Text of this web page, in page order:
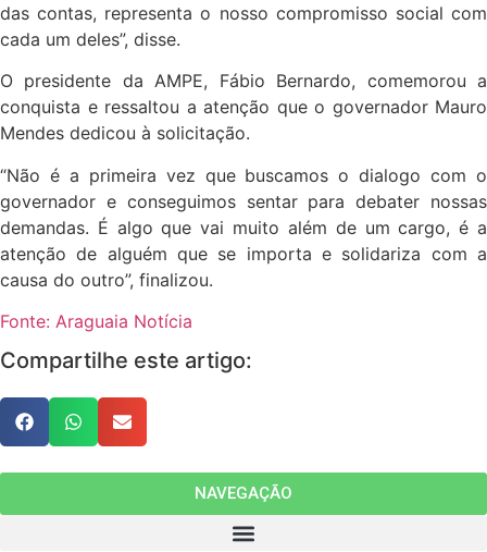
das contas, representa o nosso compromisso social com
cada um deles”, disse.
O presidente da AMPE, Fábio Bernardo, comemorou a
conquista e ressaltou a atenção que o governador Mauro
Mendes dedicou à solicitação.
“Não é a primeira vez que buscamos o dialogo com o
governador e conseguimos sentar para debater nossas
demandas. É algo que vai muito além de um cargo, é a
atenção de alguém que se importa e solidariza com a
causa do outro”, finalizou.
Fonte: Araguaia Notícia
Compartilhe este artigo:
NAVEGAÇÃO